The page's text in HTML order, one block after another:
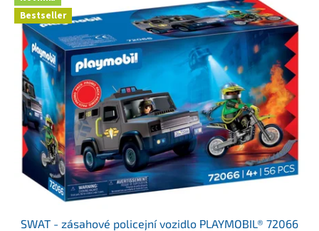
Bestseller
SWAT - zásahové policejní vozidlo PLAYMOBIL® 72066